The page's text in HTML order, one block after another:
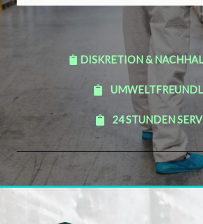
DISKRETION &
24 STUNDEN